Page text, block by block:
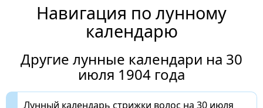
Навигация по лунному
календарю
Другие лунные календари на 30
июля 1904 года
Лунный календарь стрижки волос на 30 июля